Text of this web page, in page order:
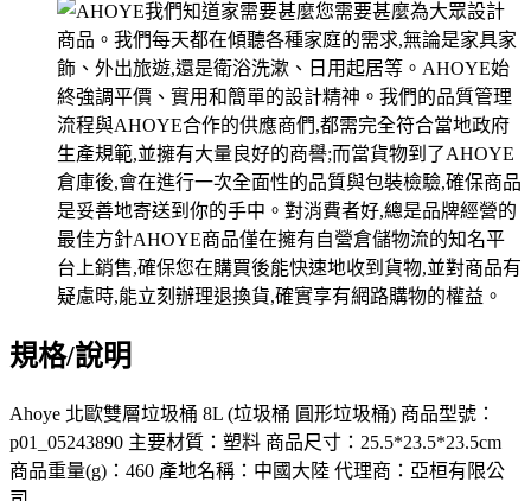
規格/說明
Ahoye 北歐雙層垃圾桶 8L (垃圾桶 圓形垃圾桶) 商品型號：
p01_05243890 主要材質：塑料 商品尺寸：25.5*23.5*23.5cm
商品重量(g)：460 產地名稱：中國大陸 代理商：亞桓有限公